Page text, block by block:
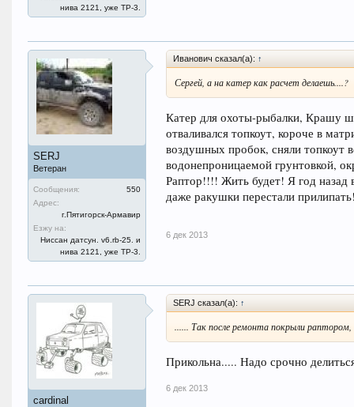
нива 2121, уже ТР-3.
SERJ
Ветеран
Сообщения:
550
Адрес:
г.Пятигорск-Армавир
Езжу на:
Ниссан датсун. v6.rb-25. и
нива 2121, уже ТР-3.
Иванович сказал(а): ↑
Сергей, а на катер как расчет делаешь....?
Катер для охоты-рыбалки, Крашу
отваливался топкоут, короче в
воздушных пробок, сняли топкоут
водонепроницаемой грунтовкой,
Раптор!!!! Жить будет! Я год назад
даже ракушки перестали
6 дек 2013
cardinal
SERJ сказал(а): ↑
...... Так после ремонта покрыли
Прикольна..... Надо срочно
6 дек 2013